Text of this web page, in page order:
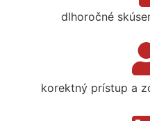
dlhoročné
korektný prístup a